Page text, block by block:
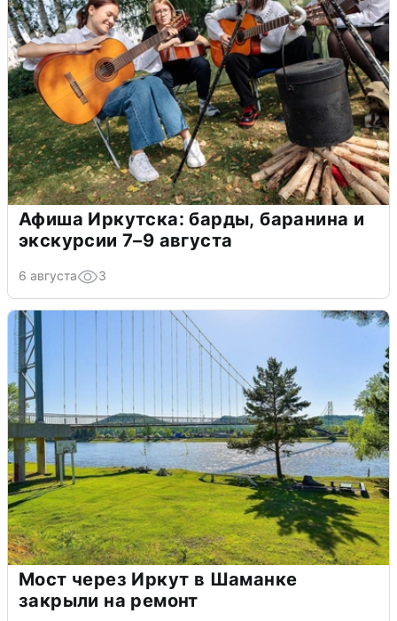
Афиша Иркутска: барды, баранина и
экскурсии 7–9 августа
6 августа 3
Мост через Иркут в Шаманке
закрыли на ремонт